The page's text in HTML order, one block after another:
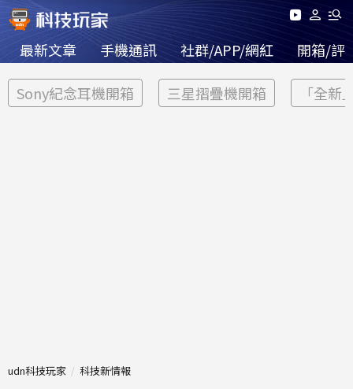
最新文章 手機通訊 社群/APP/網紅 開箱/評
Sony紀念耳機開箱 三星摺疊機開箱 「全新
udn科技玩家 科技新情報